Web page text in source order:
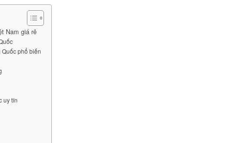
Nam giá rẻ
phổ biến
uy tín